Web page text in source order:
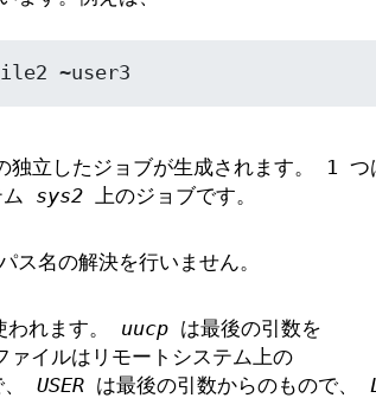
~user3
したジョブが生成されます。 1 つ
sys2上のジョブです。
ス名の解決を行いません。
れます。 uucpは最後の引数を
イルはリモートシステム上の
、 USERは最後の引数からのもので、